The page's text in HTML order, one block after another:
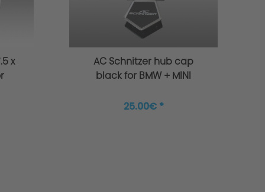
x
AC Schnitzer hub cap
black for BMW + MINI
25.00€ *